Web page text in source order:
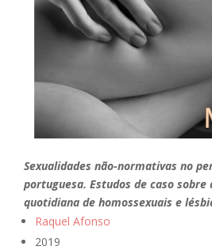
Sexualidades não-normativas no
portuguesa. Estudos de caso
quotidiana de homossexuais e
Raquel Afonso
2019